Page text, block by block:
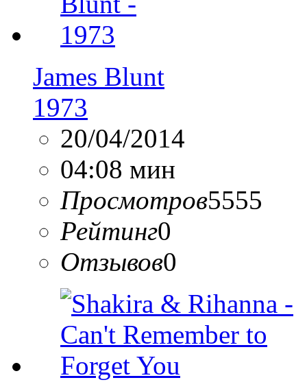
James Blunt
1973
20/04/2014
04:08 мин
Просмотров5555
Рейтинг0
Отзывов0